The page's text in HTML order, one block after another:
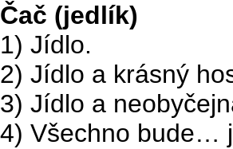
Čač (jedlík)
1) Jídlo.
2) Jídlo a krásný
3) Jídlo a
4) Všechno bude…